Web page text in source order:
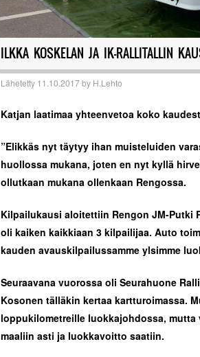
ILKKA KOSKELAN JA IK-RALLITALLIN
Lähetetty 11.10.2017by H.Lehto
Katjan laatimaa yhteenvetoa koko
”Elikkäs nyt täytyy ihan muisteluiden
huollossa mukana, joten en nyt kyllä
ollutkaan mukana ollenkaan Rengossa.
Kilpailukausi aloitettiin Rengon JM-Putki
oli kaiken kaikkiaan 3 kilpailijaa. Auto
kauden avauskilpailussamme ylsimme
Seuraavana vuorossa oli Seurahuone
Kosonen tälläkin kertaa kartturoimassa.
loppukilometreille luokkajohdossa,
maaliin asti ja luokkavoitto saatiin.